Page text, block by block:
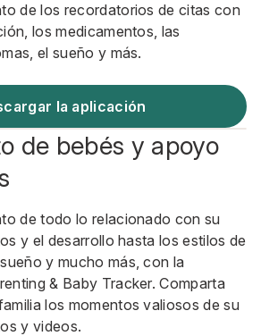
de los recordatorios de citas con
los medicamentos, las
el sueño y más.
la aplicación
de bebés y apoyo
de todo lo relacionado con su
y el desarrollo hasta los estilos de
y mucho más, con la
& Baby Tracker. Comparta
los momentos valiosos de su
y videos.